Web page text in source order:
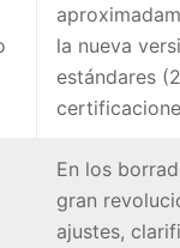
la nueva
estándares
En los
gran
ajustes,